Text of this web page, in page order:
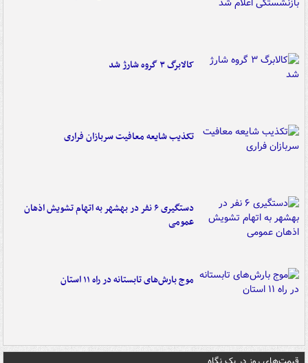
کالابرگ ۳ گروه شارژ شد
تکذیب شایعه معافیت سربازان فراری
دستگیری ۶ نفر در بهشهر به اتهام تشویش اذهان
عمومی
موج بارش‌های تابستانه در راه ۱۱ استان